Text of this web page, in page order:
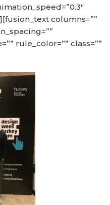
columns=””
rule_color=”” class=””